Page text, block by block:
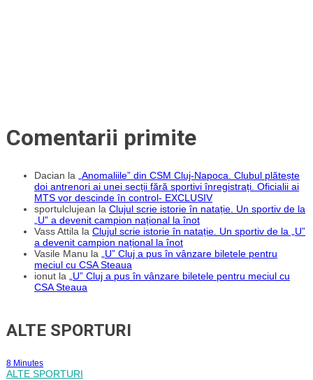
Comentarii primite
Dacian la
„Anomaliile” din CSM Cluj-Napoca. Clubul plătește
doi antrenori ai unei secții fără sportivi înregistrați. Oficialii ai
MTS vor descinde în control- EXCLUSIV
sportulclujean la Clujul scrie istorie în natație. Un sportiv de la
„U” a devenit campion național la înot
Vass Attila la Clujul scrie istorie în natație. Un sportiv de la „U”
a devenit campion național la înot
Vasile Manu la
„U” Cluj a pus în vânzare biletele pentru
meciul cu CSA Steaua
ionut la
„U” Cluj a pus în vânzare biletele pentru meciul cu
CSA Steaua
ALTE SPORTURI
8 Minutes
ALTE SPORTURI